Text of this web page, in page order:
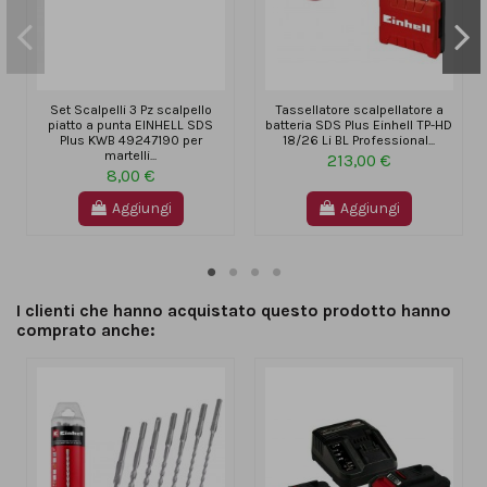
Set Scalpelli 3 Pz scalpello
piatto a punta EINHELL SDS
Plus KWB 49247190 per
martelli...
8,00 €
Aggiungi
Tassellatore scalpellatore a
batteria SDS Plus Einhell TP-HD
18/26 Li BL Professional...
213,00 €
Aggiungi
I clienti che hanno acquistato questo prodotto hanno
comprato anche: